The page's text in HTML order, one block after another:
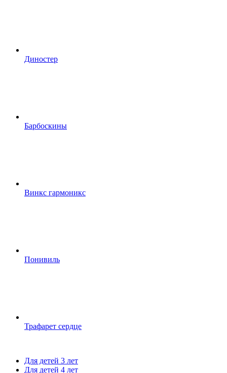
Диностер
Барбоскины
Винкс гармоникс
Понивиль
Трафарет сердце
Для детей 3 лет
Для детей 4 лет